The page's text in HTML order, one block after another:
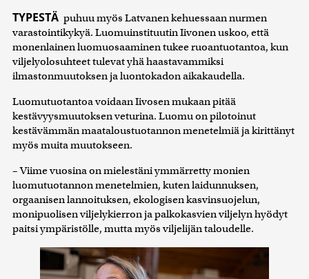
TYPESTÄ puhuu myös Latvanen kehuessaan nurmen
varastointikykyä. Luomuinstituutin Iivonen uskoo, että
monenlainen luomuosaaminen tukee ruoantuotantoa, kun
viljelyolosuhteet tulevat yhä haastavammiksi
ilmastonmuutoksen ja luontokadon aikakaudella.
Luomutuotantoa voidaan Iivosen mukaan pitää
kestävyysmuutoksen veturina. Luomu on pilotoinut
kestävämmän maataloustuotannon menetelmiä ja kirittänyt
myös muita muutokseen.
– Viime vuosina on mielestäni ymmärretty monien
luomutuotannon menetelmien, kuten laidunnuksen,
orgaanisen lannoituksen, ekologisen kasvinsuojelun,
monipuolisen viljelykierron ja palkokasvien viljelyn hyödyt
paitsi ympäristölle, mutta myös viljelijän taloudelle.